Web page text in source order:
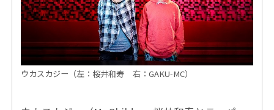
ウカスカジー（左：桜井和寿 右：GAKU-MC）